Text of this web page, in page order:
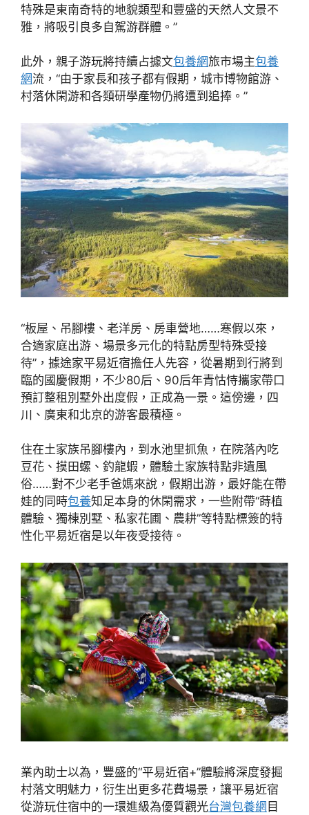
特殊是東南奇特的地貌類型和豐盛的天然人文景不
雅，將吸引良多自駕游群體。”
此外，親子游玩將持續占據文包養網旅市場主包養
網流，“由于家長和孩子都有假期，城市博物館游、
村落休閑游和各類研學產物仍將遭到追捧。”
“板屋、吊腳樓、老洋房、房車營地……寒假以來，
合適家庭出游、場景多元化的特點房型特殊受接
待”，據途家平易近宿擔任人先容，從暑期到行將到
臨的國慶假期，不少80后、90后年青怙恃攜家帶口
預訂整租別墅外出度假，正成為一景。這傍邊，四
川、廣東和北京的游客最積極。
住在土家族吊腳樓內，到水池里抓魚，在院落內吃
豆花、摸田螺、釣龍蝦，體驗土家族特點非遺風
俗……對不少老手爸媽來說，假期出游，最好能在帶
娃的同時包養知足本身的休閑需求，一些附帶“蒔植
體驗、獨棟別墅、私家花圃、農耕”等特點標簽的特
性化平易近宿是以年夜受接待。
業內助士以為，豐盛的“平易近宿+”體驗將深度發掘
村落文明魅力，衍生出更多花費場景，讓平易近宿
從游玩住宿中的一環進級為優質觀光台灣包養網 目